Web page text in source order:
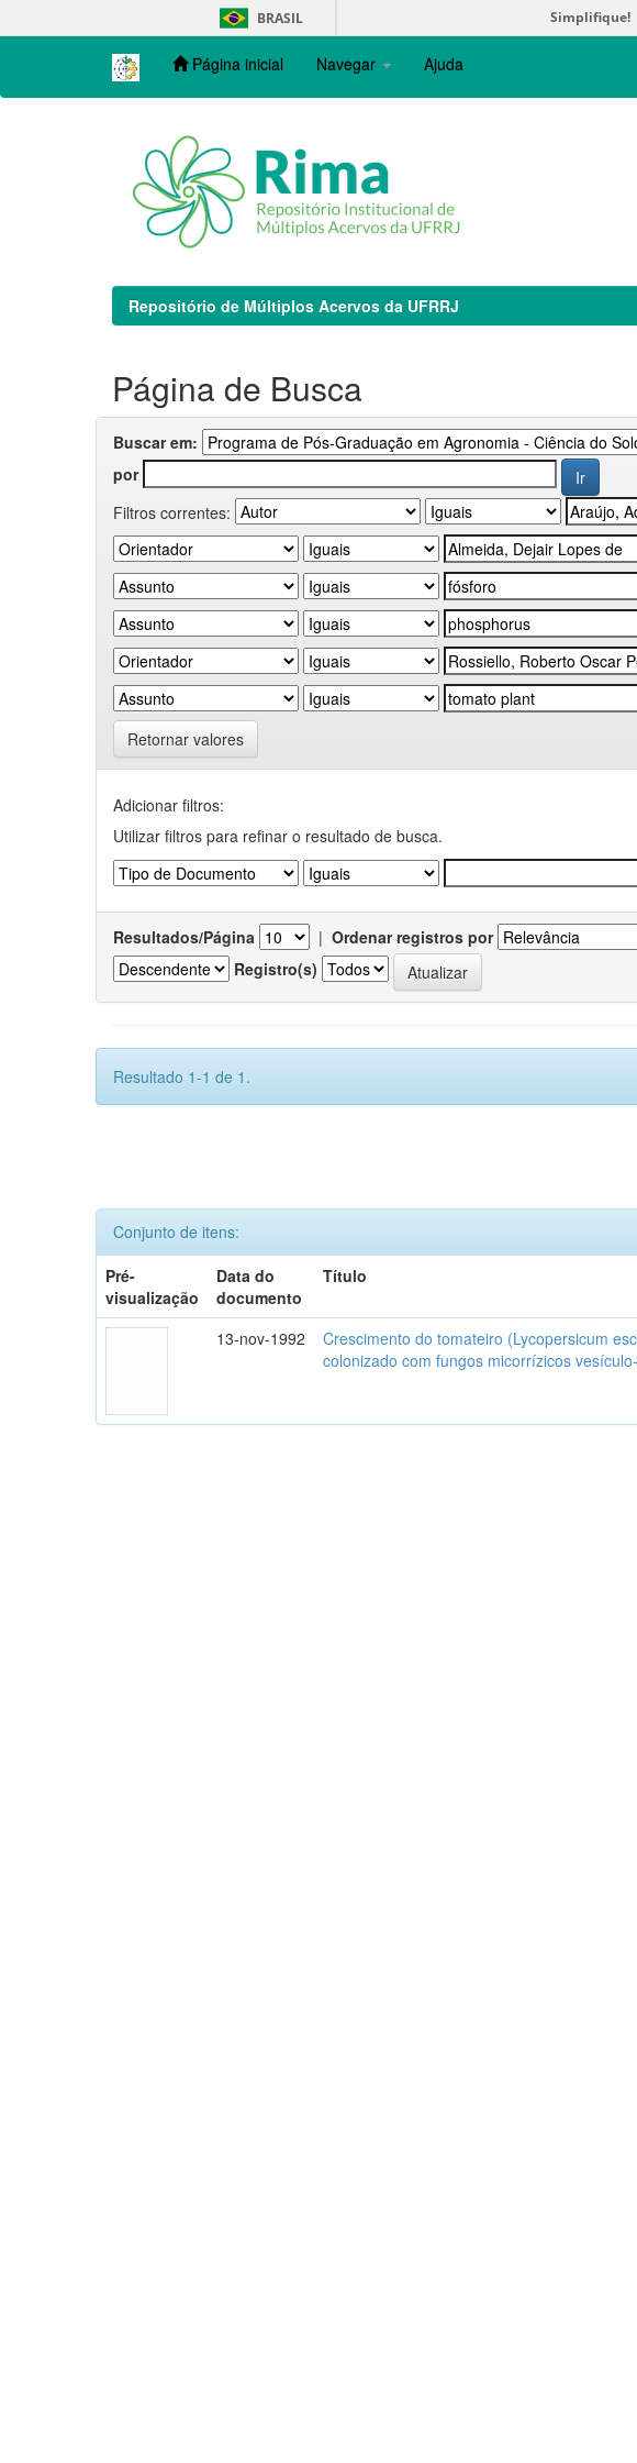
navigation
BRASIL Simplifique!
Página inicial Navegar Ajuda
Repositório de Múltiplos Acervos da UFRRJ
Página de Busca
Buscar em:
por
Filtros correntes:
Retornar valores
Adicionar filtros:
Utilizar filtros para refinar o resultado de busca.
Resultados/Página | Ordenar registros por
Registro(s)
Resultado 1-1 de 1.
Conjunto de itens:
Pré-
visualização
Data do
documento
Título
13-nov-1992
Crescimento do tomateiro (Lycopersicum
colonizado com fungos micorrízicos